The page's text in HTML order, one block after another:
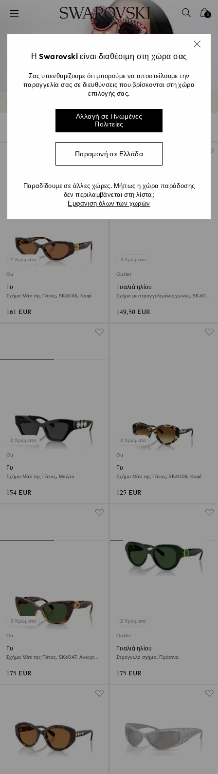
Accesskeys list
2 - Υποσέλιδο
4 - Αποτελέσματα αναζήτησης
0
Outlet για γυαλιά ηλίου
Φίλτρα
2 Χρώματα
Outlet
Γυαλιά ηλίου
Σχήμα Μάτι της Γάτας, SK6045, Καφέ
161 EUR
4 Χρώματα
Outlet
Γυαλιά ηλίου
Σχήμα με στρογγυλεμένες γωνίες, SK6011,
149,50 EUR
2 Χρώματα
Outlet
Γυαλιά ηλίου
Σχήμα Μάτι της Γάτας, Μαύρα
154 EUR
2 Χρώματα
Outlet
Γυαλιά ηλίου
Σχήμα Μάτι της Γάτας, SK6008, Καφέ
125 EUR
3 Χρώματα
Outlet
Γυαλιά ηλίου
Σχήμα Μάτι της Γάτας, SK6047, Ανοιχτό
175 EUR
2 Χρώματα
Outlet
Γυαλιά ηλίου
Στρογγυλό σχήμα, Πράσινα
175 EUR
Η Swarovski είναι διαθέσιμη στη χώρα σας
Σας υπενθυμίζουμε ότι μπορούμε να αποστείλουμε την
παραγγελία σας σε διευθύνσεις που βρίσκονται στη χώρα
επιλογής σας.
Αλλαγή σε Ηνωμένες
Πολιτείες
Παραμονή σε Ελλάδα
Παραδίδουμε σε άλλες χώρες. Μήπως η χώρα παράδοσης
δεν περιλαμβάνεται στη λίστα;
Εμφάνιση όλων των χωρών